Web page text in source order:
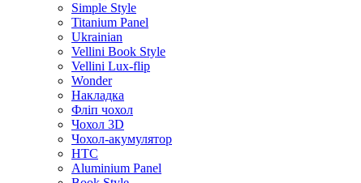
Simple Style
Titanium Panel
Ukrainian
Vellini Book Style
Vellini Lux-flip
Wonder
Накладка
Фліп чохол
Чохол 3D
Чохол-акумулятор
HTC
Aluminium Panel